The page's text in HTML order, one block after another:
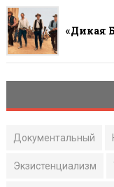
«Дикая
Документальный
Экзистенциализм